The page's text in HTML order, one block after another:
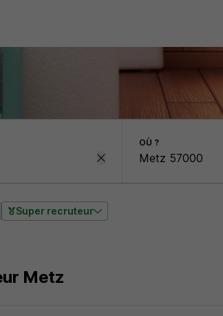
OÙ ?
Super recruteur
Metz